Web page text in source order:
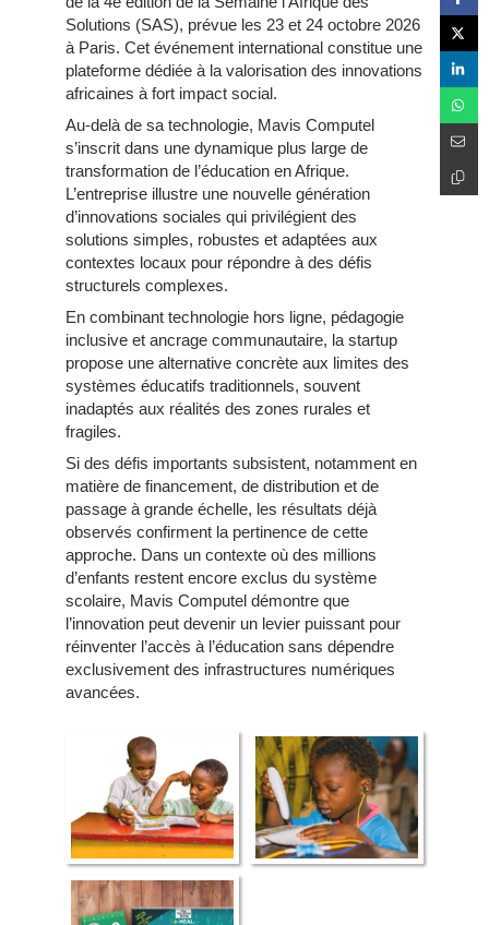
Solutions (SAS), prévue les 23 et 24 octobre 2026
à Paris. Cet événement international constitue une
plateforme dédiée à la valorisation des innovations
africaines à fort impact social.
Au-delà de sa technologie, Mavis Computel
s’inscrit dans une dynamique plus large de
transformation de l’éducation en Afrique.
L’entreprise illustre une nouvelle génération
d’innovations sociales qui privilégient des
solutions simples, robustes et adaptées aux
contextes locaux pour répondre à des défis
structurels complexes.
En combinant technologie hors ligne, pédagogie
inclusive et ancrage communautaire, la startup
propose une alternative concrète aux limites des
systèmes éducatifs traditionnels, souvent
inadaptés aux réalités des zones rurales et
fragiles.
Si des défis importants subsistent, notamment en
matière de financement, de distribution et de
passage à grande échelle, les résultats déjà
observés confirment la pertinence de cette
approche. Dans un contexte où des millions
d’enfants restent encore exclus du système
scolaire, Mavis Computel démontre que
l’innovation peut devenir un levier puissant pour
réinventer l’accès à l’éducation sans dépendre
exclusivement des infrastructures numériques
avancées.